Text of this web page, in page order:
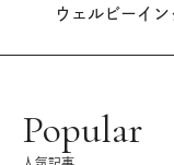
ウェルビーイン
Popular